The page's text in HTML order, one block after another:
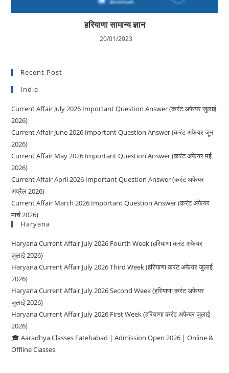
हरियाणा सामान्य ज्ञान
20/01/2023
Recent Post
India
Current Affair July 2026 Important Question Answer (करंट अफेयर जुलाई
2026)
Current Affair June 2026 Important Question Answer (करंट अफेयर जून
2026)
Current Affair May 2026 Important Question Answer (करंट अफेयर मई
2026)
Current Affair April 2026 Important Question Answer (करंट अफेयर
अप्रैल 2026)
Current Affair March 2026 Important Question Answer (करंट अफेयर
मार्च 2026)
Haryana
Haryana Current Affair July 2026 Fourth Week (हरियाणा करंट अफेयर
जुलाई 2026)
Haryana Current Affair July 2026 Third Week (हरियाणा करंट अफेयर जुलाई
2026)
Haryana Current Affair July 2026 Second Week (हरियाणा करंट अफेयर
जुलाई 2026)
Haryana Current Affair July 2026 First Week (हरियाणा करंट अफेयर जुलाई
2026)
🎓 Aaradhya Classes Fatehabad | Admission Open 2026 | Online &
Offline Classes